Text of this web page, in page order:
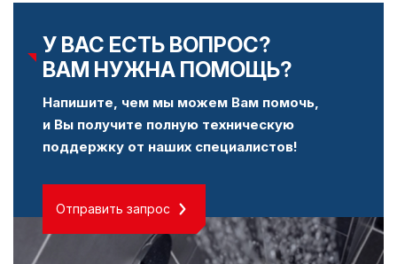
У ВАС ЕСТЬ ВОПРОС?
ВАМ НУЖНА ПОМОЩЬ?
Напишите, чем мы можем Вам помочь,
и Вы получите полную техническую
поддержку от наших специалистов!
Отправить запрос